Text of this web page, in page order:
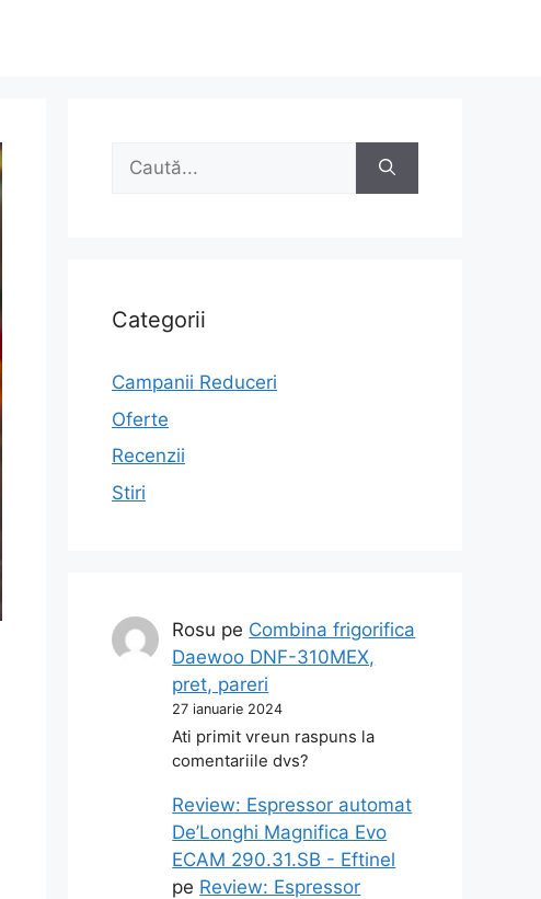
Caută
Categorii
Campanii Reduceri
Oferte
Recenzii
Stiri
Rosu pe Combina frigorifica
Daewoo DNF-310MEX,
pret, pareri
27 ianuarie 2024
Ati primit vreun raspuns la
comentariile dvs?
Review: Espressor automat
De’Longhi Magnifica Evo
ECAM 290.31.SB - Eftinel
pe Review: Espressor